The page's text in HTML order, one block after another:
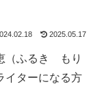
2025.05.17
（ふるき もり
イターになる方